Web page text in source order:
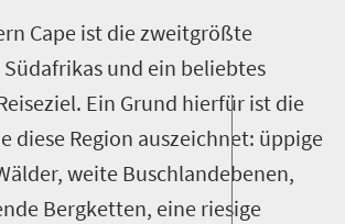
Cape ist die zweitgrößte
und ein beliebtes
Ein Grund hierfür ist die
diese Region auszeichnet: üppige
weite Buschlandebenen,
Bergketten, eine riesige